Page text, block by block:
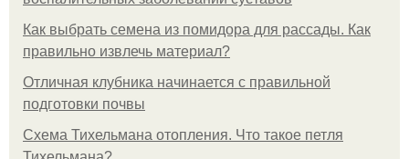
Как выбрать семена из помидора для рассады. Как
правильно извлечь материал?
Отличная клубника начинается с правильной
подготовки почвы
Схема Тихельмана отопления. Что такое петля